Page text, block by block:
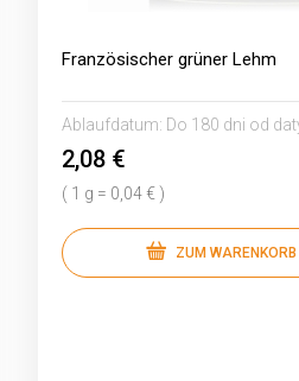
Französischer grüner Lehm
Ablaufdatum: Do 180 dni od
2,08 €
( 1 g = 0,04 € )
ZUM